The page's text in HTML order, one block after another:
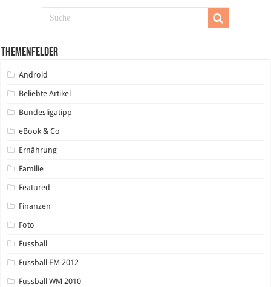
Themenfelder
Android
Beliebte Artikel
Bundesligatipp
eBook & Co
Ernährung
Familie
Featured
Finanzen
Foto
Fussball
Fussball EM 2012
Fussball WM 2010